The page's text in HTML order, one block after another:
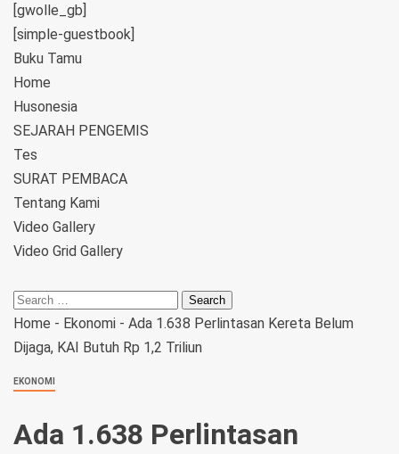
[gwolle_gb]
[simple-guestbook]
Buku Tamu
Home
Husonesia
SEJARAH PENGEMIS
Tes
SURAT PEMBACA
Tentang Kami
Video Gallery
Video Grid Gallery
Home - Ekonomi - Ada 1.638 Perlintasan Kereta Belum
Dijaga, KAI Butuh Rp 1,2 Triliun
EKONOMI
Ada 1.638 Perlintasan